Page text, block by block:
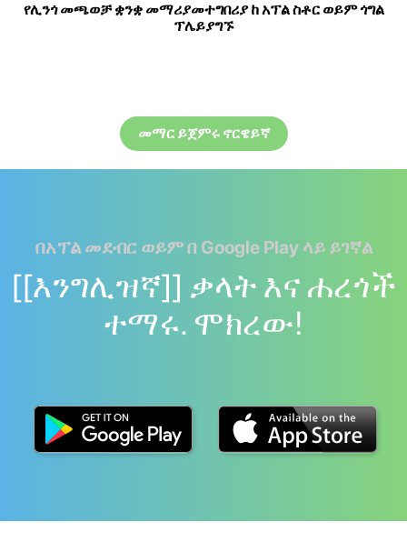
የሊንጎ መጫወቻ ቋንቋ መማሪያመተግበሪያ ከ አፕል ስቶር ወይም ጎግል
ፕሌይያግኙ
መማር ይጀምሩ ኖርዌይኛ
በአፕል መደብር ወይም በ Google Play ላይ ይገኛል
[[እንግሊዝኛ]] ቃላት እና ሐረጎች
ተማሩ. ሞክረው!